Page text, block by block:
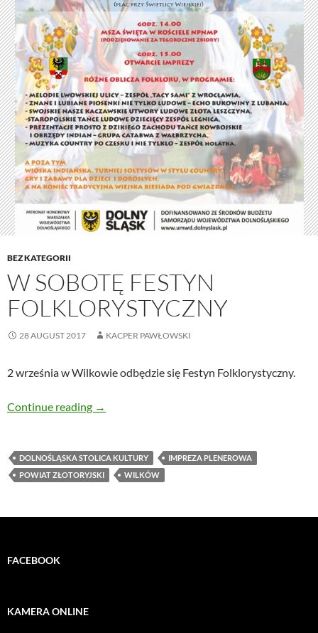
BEZ KATEGORII
W SOBOTĘ FESTYN
FOLKLORYSTYCZNY
28 AUGUST 2017 KACPER PAWŁOWSKI
2 września w Wilkowie odbędzie się Festyn Folklorystyczny.
Continue reading W sobotę Festyn Folklorystyczny
→
DOLNOŚLĄSKA STOLICA KULTURY
IMPREZA PLENEROWA
POWIAT ZŁOTORYJSKI
WILKÓW
FACEBOOK
KAMERA ONLINE